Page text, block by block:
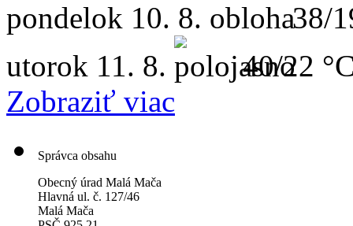
pondelok 10. 8.
38/
utorok 11. 8.
40/22
Zobraziť viac
Správca obsahu
Obecný úrad Malá Mača
Hlavná ul. č. 127/46
Malá Mača